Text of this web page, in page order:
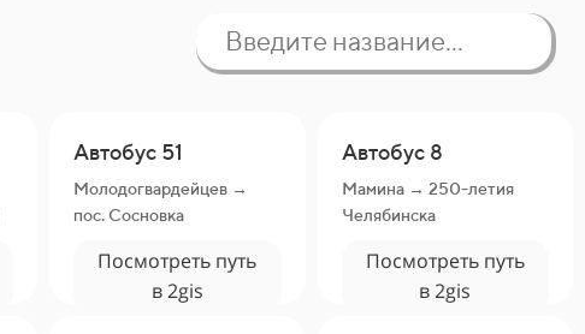
Автобус 51
Молодогвардейцев →
пос. Сосновка
Посмотреть путь
в 2gis
Автобус 8
Мамина → 250-летия
Челябинска
Посмотреть путь
в 2gis